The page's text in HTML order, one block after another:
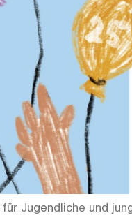
Jugendliche und